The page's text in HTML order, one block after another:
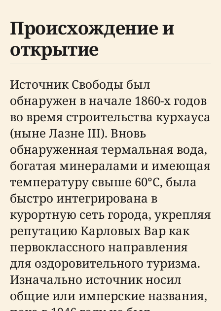
Происхождение и
открытие
Источник Свободы был
обнаружен в начале 1860-х годов
во время строительства курхауса
(ныне Лазне III). Вновь
обнаруженная термальная вода,
богатая минералами и имеющая
температуру свыше 60°C, была
быстро интегрирована в
курортную сеть города, укрепляя
репутацию Карловых Вар как
первоклассного направления
для оздоровительного туризма.
Изначально источник носил
общие или имперские названия,